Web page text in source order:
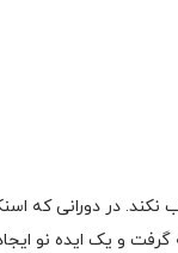
نکند. در دورانی
گرفت و یک ایده نو